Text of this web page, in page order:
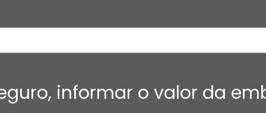
informar o valor da